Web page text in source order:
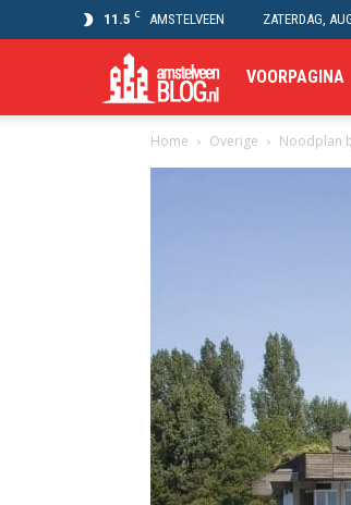
11.5 C AMSTELVEEN ZATERDAG,
Amstelveen
Blog
VOORPAGINA
Home Overige Noodplan